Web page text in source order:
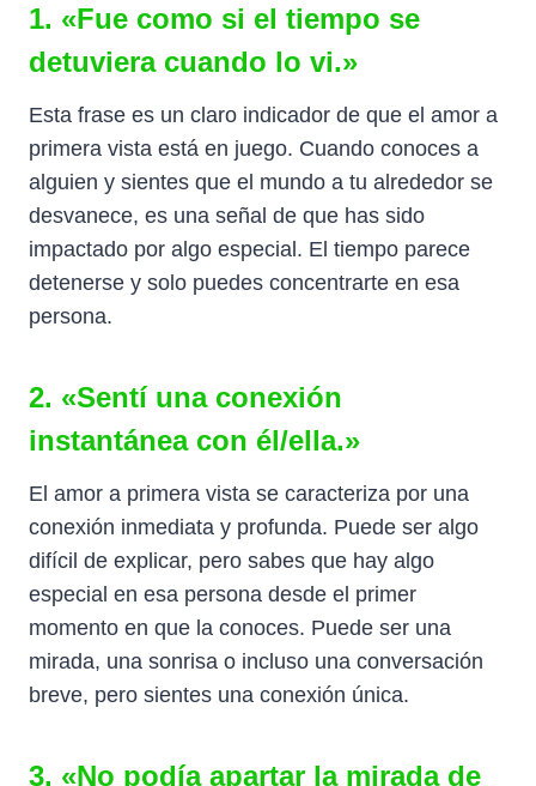
1. «Fue como si el tiempo se
detuviera cuando lo vi.»
Esta frase es un claro indicador de que el amor a
primera vista está en juego. Cuando conoces a
alguien y sientes que el mundo a tu alrededor se
desvanece, es una señal de que has sido
impactado por algo especial. El tiempo parece
detenerse y solo puedes concentrarte en esa
persona.
2. «Sentí una conexión
instantánea con él/ella.»
El amor a primera vista se caracteriza por una
conexión inmediata y profunda. Puede ser algo
difícil de explicar, pero sabes que hay algo
especial en esa persona desde el primer
momento en que la conoces. Puede ser una
mirada, una sonrisa o incluso una conversación
breve, pero sientes una conexión única.
3. «No podía apartar la mirada de